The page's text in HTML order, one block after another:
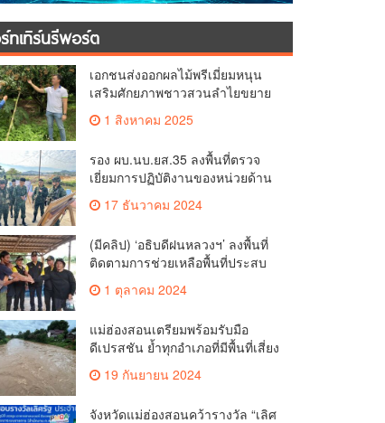
ทเทิร์นรีพอร์ต
เอกชนส่งออกผลไม้พรีเมี่ยมหนุน
เสริมศักยภาพชาวสวนลำไยขยาย
ผล”ลำพูนโมเดล”
1 สิงหาคม 2025
รอง ผบ.นบ.ยส.35 ลงพื้นที่ตรวจ
เยี่ยมการปฏิบัติงานของหน่วยด้าน
ปรามปรามยาเสพติดในพื้นที่
จังหวัดตากและจังหวัดแม่ฮ่องสอน
17 ธันวาคม 2024
(มีคลิป) ‘อธิบดีฝนหลวงฯ’ ลงพื้นที่
ติดตามการช่วยเหลือพื้นที่ประสบ
อุทกภัย บ้านแม่ปูนล่าง ต.เวียง
อ.เวียงป่าเป้า จ.เชียงราย
1 ตุลาคม 2024
แม่ฮ่องสอนเตรียมพร้อมรับมือ
ดีเปรสชัน ย้ำทุกอำเภอที่มีพื้นที่เสี่ยง
เฝ้าระวัง 21 ก.ย. 67 คาดฝน
ตกหนัก
19 กันยายน 2024
จังหวัดแม่ฮ่องสอนคว้ารางวัล “เลิศ